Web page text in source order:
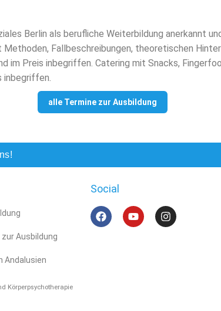
Berlin als berufliche Weiterbildung anerkannt
Fallbeschreibungen, theoretischen
im Preis inbegriffen. Catering mit Snacks,
inbegriffen.
alle Termine zur Ausbildung
Ausbildung
Andalusien
Social
Körperpsychotherapie